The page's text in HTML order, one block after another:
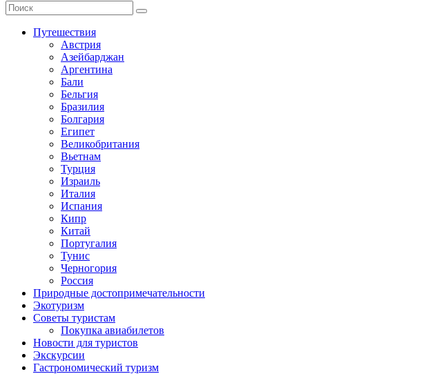
Путешествия
Австрия
Азейбарджан
Аргентина
Бали
Бельгия
Бразилия
Болгария
Египет
Великобритания
Вьетнам
Турция
Израиль
Италия
Испания
Кипр
Китай
Португалия
Тунис
Черногория
Россия
Природные достопримечательности
Экотуризм
Советы туристам
Покупка авиабилетов
Новости для туристов
Экскурсии
Гастрономический туризм